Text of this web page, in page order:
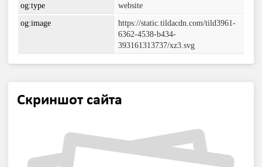
og:type
website
og:image
https://static.tildacdn.com/tild3961-
6362-4538-b434-
393161313737/xz3.svg
Скриншот сайта